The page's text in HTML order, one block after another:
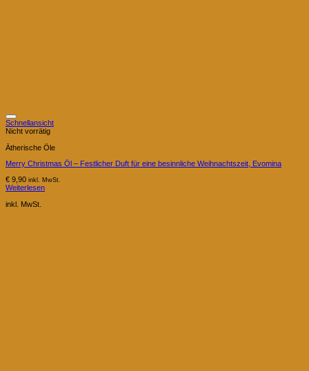
Schnellansicht
Nicht vorrätig
Ätherische Öle
Merry Christmas Öl – Festlicher Duft für eine besinnliche Weihnachtszeit, Evomina
€ 9,90 inkl. MwSt.
Weiterlesen
inkl. MwSt.